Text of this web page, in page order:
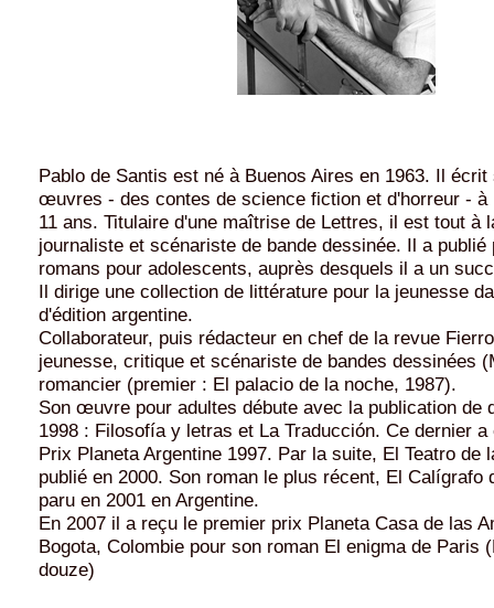
Pablo de Santis est né à Buenos Aires en 1963. Il
œuvres - des contes de science fiction et d'horreur - à
11 ans. Titulaire d'une maîtrise de Lettres, il est tout à
journaliste et scénariste de bande dessinée. Il a publié
romans pour adolescents, auprès desquels il a un
Il dirige une collection de littérature pour la jeunesse
d'édition argentine.
Collaborateur, puis rédacteur en chef de la revue
jeunesse, critique et scénariste de bandes dessinées
romancier (premier : El palacio de la noche, 1987).
Son œuvre pour adultes débute avec la publication de
1998 : Filosofía y letras et La Traducción. Ce dernier
Prix Planeta Argentine 1997. Par la suite, El Teatro de
publié en 2000. Son roman le plus récent, El Calígrafo
paru en 2001 en Argentine.
En 2007 il a reçu le premier prix Planeta Casa de las
Bogota, Colombie pour son roman El enigma de Paris
douze)